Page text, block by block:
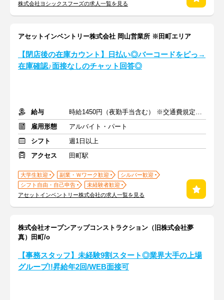
株式会社ヨシックスフーズの求人一覧を見る
アセットインベントリー株式会社 岡山営業所 ※田町エリア
【閉店後の在庫カウント】日払い◎バーコードをピっ→
在庫確認♪面接なしのチャット回答◎
給与
時給1450円（夜勤手当含む） ※交通費規定内支給
雇用形態
アルバイト・パート
シフト
週1日以上
アクセス
田町駅
大学生歓迎 副業・Ｗワーク歓迎
シルバー歓迎
シフト自由・自己申告
未経験者歓迎
アセットインベントリー株式会社の求人一覧を見る
株式会社オープンアップコンストラクション（旧株式会社夢
真）田町/o
【事務スタッフ】未経験9割スタート◎業界大手の上場
グループ!!昇給年2回/WEB面接可